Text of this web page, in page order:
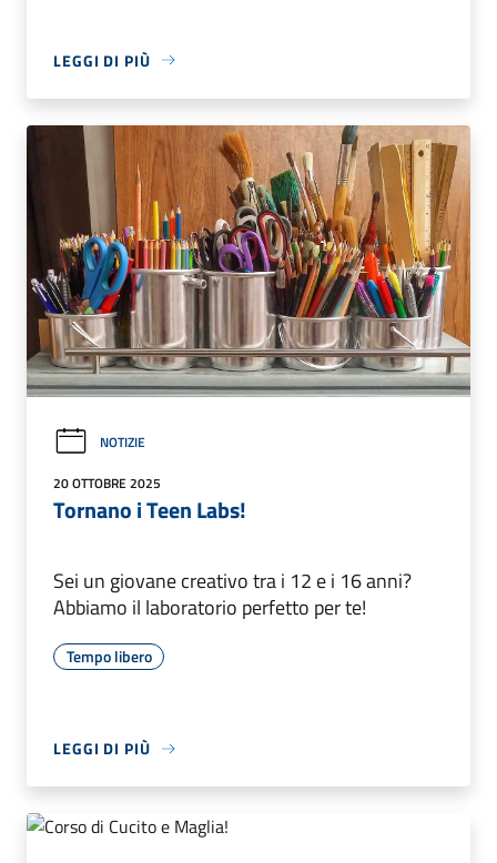
LEGGI DI PIÙ
NOTIZIE
20 OTTOBRE 2025
Tornano i Teen Labs!
Sei un giovane creativo tra i 12 e i 16 anni?
Abbiamo il laboratorio perfetto per te!
Tempo libero
LEGGI DI PIÙ